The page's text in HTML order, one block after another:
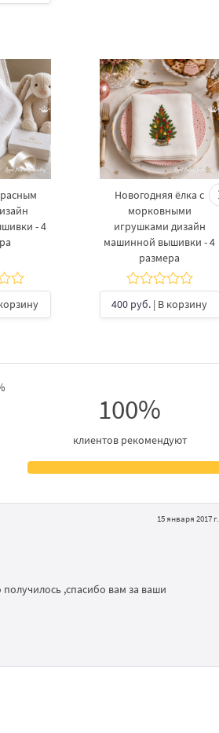
- 4
Новогодняя ёлка с
морковными
игрушками дизайн
машинной вышивки - 4
размера
400 руб. | В корзину
100%
клиентов рекомендуют
15 января 2017 г.
,спасибо вам за ваши